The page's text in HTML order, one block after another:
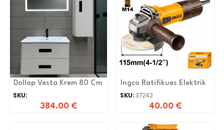
Dollap Vesta Krem 80 Cm
SKU:
384.00 €
Ingco Ratifikues Elektrik
SKU:37242
40.00 €